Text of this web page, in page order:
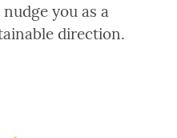
you as a
direction.